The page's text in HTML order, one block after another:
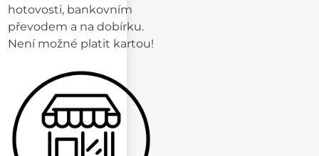
hotovosti, bankovním
převodem a na dobírku.
Není možné platit kartou!